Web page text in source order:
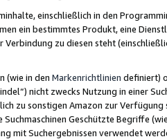
einschließlich in den
ein bestimmtes Produkt, eine
Verbindung zu diesen steht
(wie in den Markenrichtlinien definiert)
nicht zwecks Nutzung in einer
zu sonstigen Amazon zur
Suchmaschinen Geschützte Begriffe
mit Suchergebnissen verwendet